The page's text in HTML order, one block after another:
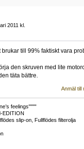
2011 kl.
brukar till 99% faktiskt vara
den skruven med lite
täta bättre.
Anmäl till
feelings""""
EDITION
slip-on, Fullflödes filterolja